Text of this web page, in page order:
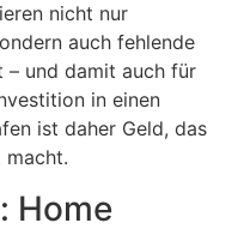
nicht nur
auch fehlende
– und damit auch für
in einen
ist daher Geld, das
macht.
Home